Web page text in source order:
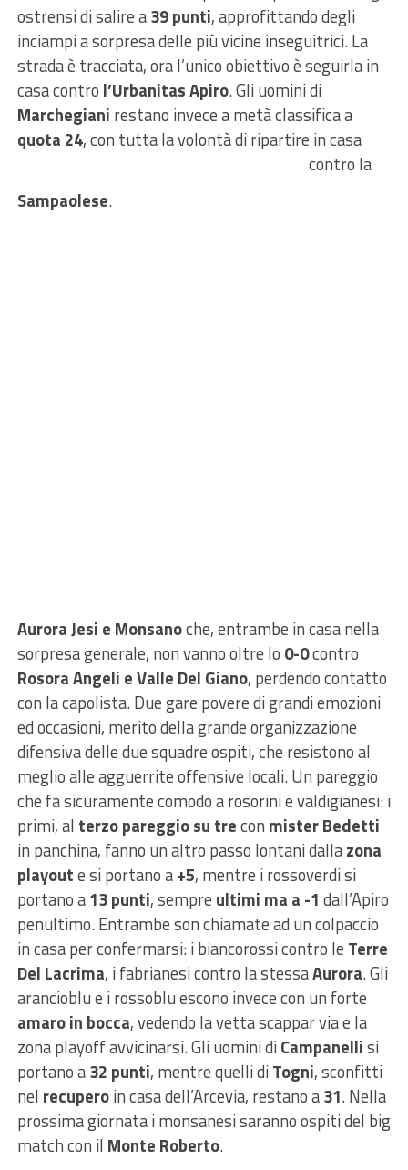
ostrensi di salire a39 punti, approfittando degli
inciampi a sorpresa delle più vicine inseguitrici. La
strada è tracciata, ora l’unico obiettivo è seguirla in
casa contro l’Urbanitas Apiro. Gli uomini di
Marchegiani restano invece a metà classifica a
quota 24, con tutta la volontà diripartire in casa
contro la
Sampaolese.
Aurora Jesi e Monsanoche, entrambe in casa nella
sorpresa generale, non vanno oltre lo 0-0contro
Rosora Angeli e Valle Del Giano, perdendo contatto
con la capolista. Due gare povere di grandi emozioni
ed occasioni, merito della grande organizzazione
difensiva delle due squadre ospiti, che resistono al
meglio alle agguerrite offensive locali. Un pareggio
che fa sicuramente comodo a rosorini e valdigianesi: i
primi, al terzo pareggio su trecon mister Bedetti
in panchina, fanno un altro passo lontani dallazona
playoute si portano a+5, mentre i rossoverdi si
portano a13 punti, sempre ultimi ma a -1 dall’Apiro
penultimo. Entrambe son chiamate ad un colpaccio
in casa per confermarsi: i biancorossi contro le Terre
Del Lacrima, i fabrianesi contro la stessaAurora. Gli
arancioblu e i rossoblu escono invece con un forte
amaro in bocca, vedendo la vetta scappar via e la
zona playoff avvicinarsi. Gli uomini diCampanellisi
portano a32 punti, mentre quelli diTogni, sconfitti
nel recuperoin casa dell’Arcevia, restano a31. Nella
prossima giornata i monsanesi saranno ospiti del big
match con il Monte Roberto.